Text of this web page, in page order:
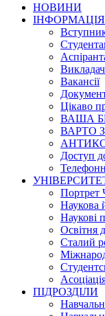
НОВИНИ
ІНФОРМАЦІЯ
Вакансії
Цікаво
ВАША
ВАРТО
Доступ
Наукова
Наукові
Освітня
Сталий
ПІДРОЗДІЛИ